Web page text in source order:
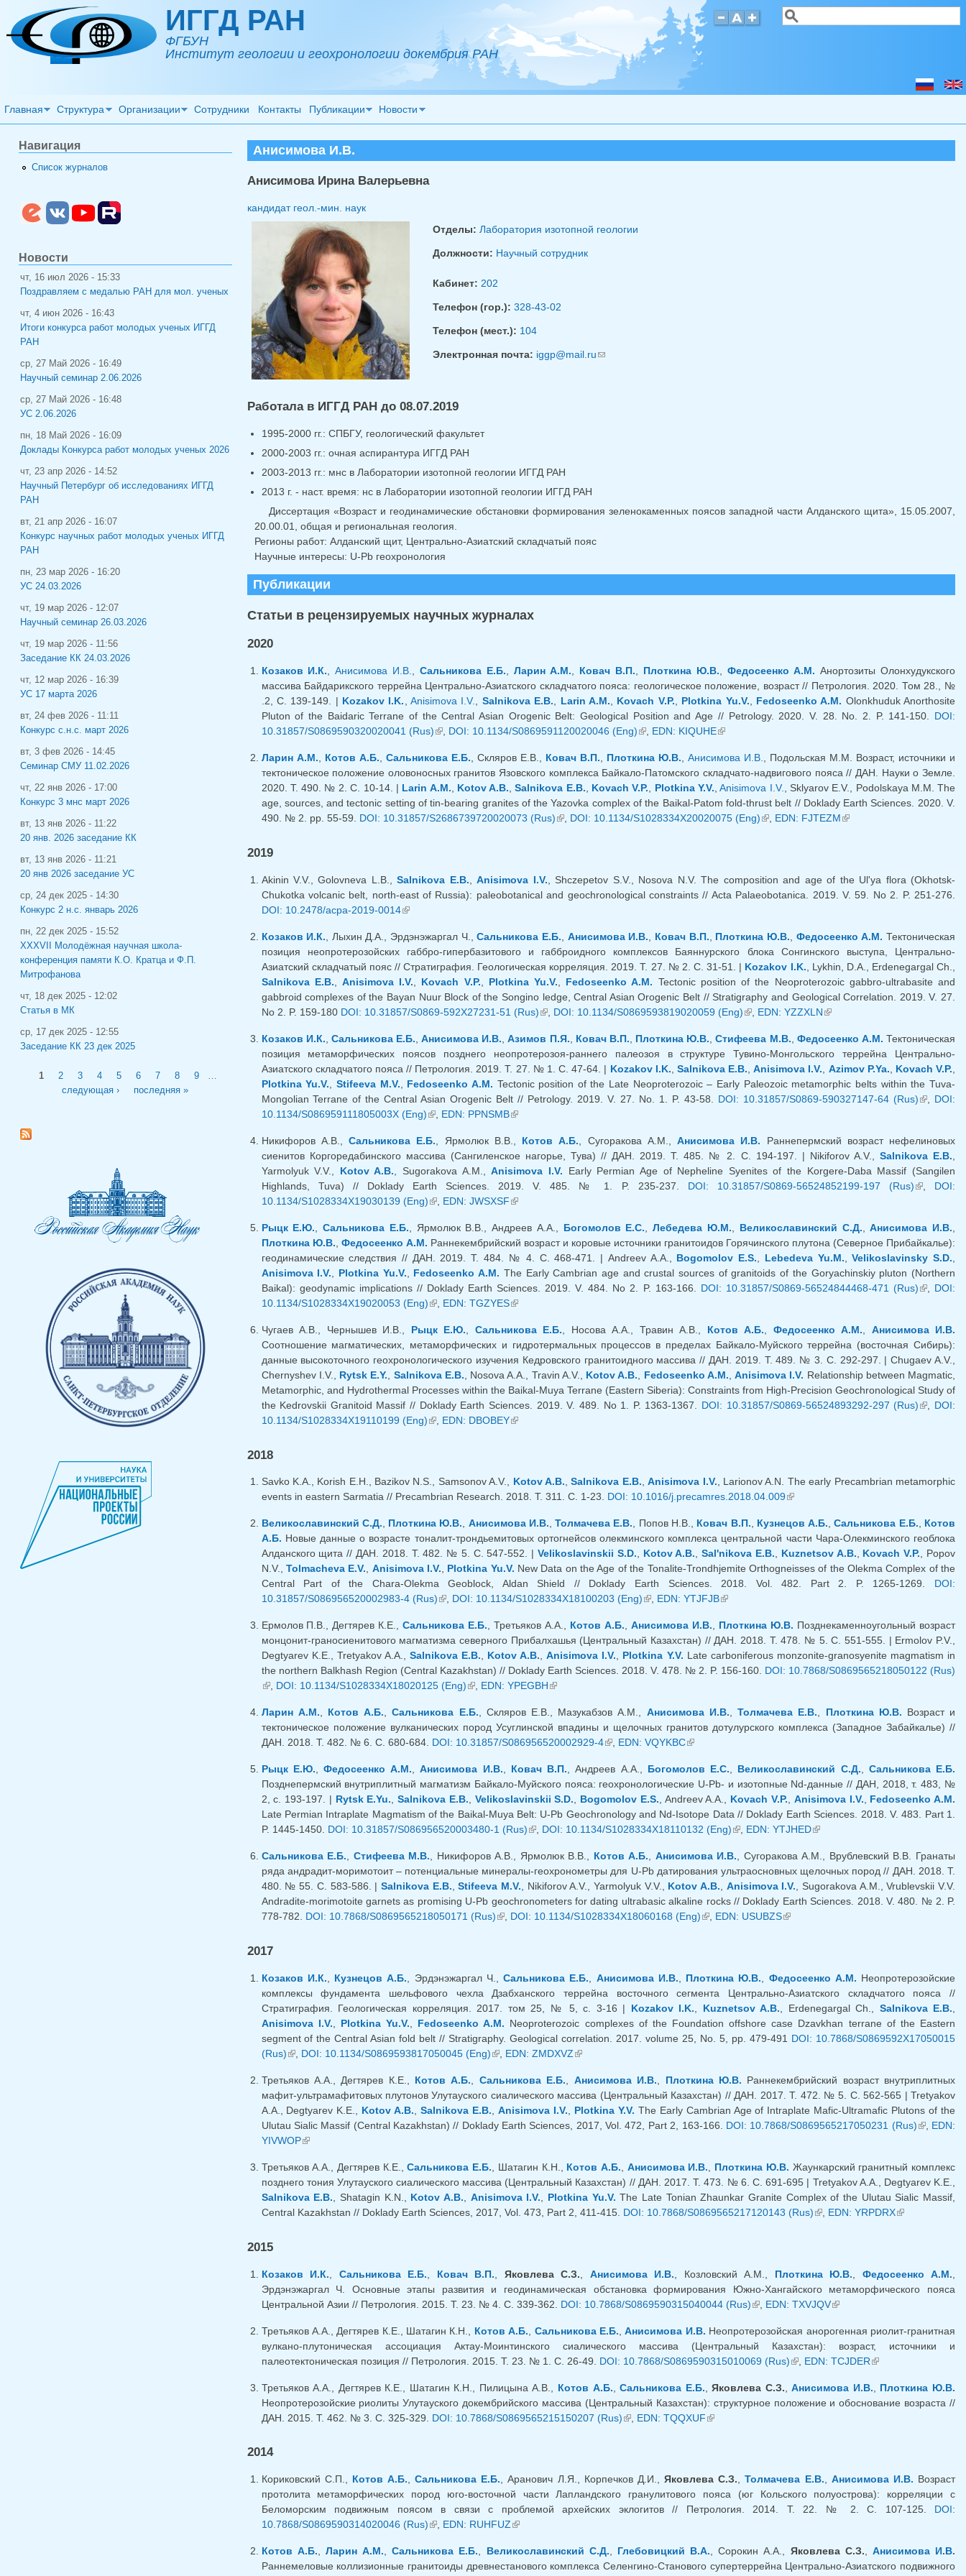
Перейти к основному содержанию ИГГД РАН
ФГБУН
Институт геологии и геохронологии докембрия РАН
Форма поиска
Поиск
Главная Структура Организации Сотрудники Контакты Публикации Новости
Анисимова И.В.
Анисимова Ирина Валерьевна
кандидат геол.-мин. наук
Отделы: Лаборатория изотопной геологии
Должности: Научный сотрудник
Кабинет: 202
Телефон (гор.): 328-43-02
Телефон (мест.): 104
Электронная почта: iggp@mail.ru(ссылка для отправки email)
Работала в ИГГД РАН до 08.07.2019
1995-2000 гг.: СПБГУ, геологический факультет
2000-2003 гг.: очная аспирантура ИГГД РАН
2003-2013 гг.: мнс в Лаборатории изотопной геологии ИГГД РАН
2013 г. - наст. время: нс в Лаборатории изотопной геологии ИГГД РАН
Диссертация «Возраст и геодинамические обстановки формирования зеленокаменных поясов западной части Алданского щита», 15.05.2007,
20.00.01, общая и региональная геология.
Регионы работ: Алданский щит, Центрально-Азиатский складчатый пояс
Научные интересы: U-Pb геохронология
Публикации
Статьи в рецензируемых научных журналах
2020
Козаков И.К.,Анисимова И.В., Сальникова Е.Б., Ларин А.М., Ковач В.П., Плоткина Ю.В., Федосеенко А.М. Анортозиты Олонхудукского
массива Байдарикского террейна Центрально-Азиатского складчатого пояса: геологическое положение, возраст // Петрология. 2020. Том 28., №
.2, С. 139-149. | Kozakov I.K., Anisimova I.V., Salnikova E.B., Larin A.M., Kovach V.P., Plotkina Yu.V., Fedoseenko A.M. Olonkhuduk Anorthosite
Pluton of the Baidaric Terrane of the Central Asian Orogenic Belt: Geological Position and Age // Petrology. 2020. V. 28. No. 2. P. 141-150. DOI:
10.31857/S0869590320020041 (Rus)(внешняя ссылка)
, DOI: 10.1134/S0869591120020046 (Eng)(внешняя ссылка)
, EDN: KIQUHE(внешняя ссылка)
Ларин А.М., Котов А.Б., Сальникова Е.Б., Скляров Е.В., Ковач В.П., Плоткина Ю.В., Анисимова И.В., Подольская М.М. Возраст, источники и
тектоническое положение оловоносных гранитов Язовского комплекса Байкало-Патомского складчато-надвигового пояса // ДАН. Науки о Земле.
2020. Т. 490. № 2. С. 10-14. | Larin A.M., Kotov A.B.,Salnikova E.B., Kovach V.P., Plotkina Y.V.,Anisimova I.V., Sklyarov E.V., Podolskaya M.M. The
age, sources, and tectonic setting of tin-bearing granites of the Yazovka complex of the Baikal-Patom fold-thrust belt // Doklady Earth Sciences. 2020. V.
490. № 2. pp. 55-59. DOI: 10.31857/S2686739720020073 (Rus)(внешняя ссылка)
, DOI: 10.1134/S1028334X20020075 (Eng)(внешняя ссылка)
, EDN: FJTEZM(внешняя ссылка)
2019
Akinin V.V., Golovneva L.B.,Salnikova E.B. ,Anisimova I.V. , Shczepetov S.V., Nosova N.V. The composition and age of the Ul'ya flora (Okhotsk-
Chukotka volcanic belt, north-east of Russia): paleobotanical and geochronological constraints // Acta Palaeobotanica. 2019. V. 59. No 2. P. 251-276.
DOI: 10.2478/acpa-2019-0014(внешняя ссылка)
Козаков И.К. , Лыхин Д.А., Эрдэнэжаргал Ч.,Сальникова Е.Б. Анисимова И.В. Ковач В.П. Плоткина Ю.В. Федосеенко А.М. Тектоническая
позиция неопротерозойских габбро-гипербазитового и габброидного комплексов Баяннурского блока Сонгинского выступа, Центрально-
Азиатский складчатый пояс // Стратиграфия. Геологическая корреляция. 2019. Т. 27. № 2. С. 31-51. | Kozakov I.K. , Lykhin, D.A., Erdenegargal Ch.,
Salnikova E.B.
Anisimova I.V. Kovach V.P. Plotkina Yu.V. Fedoseenko A.M. Tectonic position of the Neoproterozoic gabbro-ultrabasite and
gabbroid complexes of the Bayan Nuur Block of the Songino ledge, Central Asian Orogenic Belt // Stratigraphy and Geological Correlation. 2019. V. 27.
No 2. P. 159-180 DOI: 10.31857/S0869-592X27231-51 (Rus)(внешняя ссылка)
, DOI: 10.1134/S0869593819020059 (Eng)(внешняя ссылка)
, EDN: YZZXLN(внешняя ссылка)
Козаков И.К. Сальникова Е.Б. ,Анисимова И.В. ,Азимов П.Я. Ковач В.П. Плоткина Ю.В. ,Стифеева М.В. Федосеенко А.М. Тектоническая
позиция метаморфических поясов позднего неопротерозоя-раннего палеозоя в структуре Тувино-Монгольского террейна Центрально-
Азиатского складчатого пояса // Петрология. 2019. Т. 27. № 1. С. 47-64. | Kozakov I.K. Salnikova E.B. ,Anisimova I.V. Azimov P.Ya. Kovach V.P.
Plotkina Yu.V.
Stifeeva M.V. Fedoseenko A.M. Tectonic position of the Late Neoproterozoic – Early Paleozoic metamorphic belts within the Tuva-
Mongolian Terrane of the Central Asian Orogenic Belt // Petrology. 2019. V. 27. No. 1. P. 43-58. DOI: 10.31857/S0869-590327147-64 (Rus)(внешняя
DOI:
10.1134/S086959111805003X (Eng)(внешняя ссылка)
, EDN: PPNSMB(внешняя ссылка)
Никифоров А.В., Сальникова Е.Б. , Ярмолюк В.В., Котов А.Б. , Сугоракова А.М., Анисимова И.В. Раннепермский возраст нефелиновых
сиенитов Коргоредабинского массива (Сангиленское нагорье, Тува) // ДАН. 2019. Т. 485. № 2. С. 194-197. | Nikiforov A.V., Salnikova E.B.
Yarmolyuk V.V., Kotov A.B. , Sugorakova A.M.,Anisimova I.V. Early Permian Age of Nepheline Syenites of the Korgere-Daba Massif (Sangilen
Highlands, Tuva) // Doklady Earth Sciences. 2019. V. 485. № 1. P. 235-237. DOI: 10.31857/S0869-56524852199-197 (Rus)(внешняя
, DOI:
10.1134/S1028334X19030139 (Eng)(внешняя ссылка)
, EDN: JWSXSF(внешняя ссылка)
Рыцк Е.Ю. ,Сальникова Е.Б. , Ярмолюк В.В., Андреев А.А., Богомолов Е.С. ,Лебедева Ю.М. Великославинский С.Д. ,Анисимова И.В.
Плоткина Ю.В. Федосеенко А.М. Раннекембрийский возраст и коровые источники гранитоидов Горячинского плутона (Северное Прибайкалье):
геодинамические следствия // ДАН. 2019. Т. 484. № 4. С. 468-471. | Andreev A.A., Bogomolov E.S. Lebedeva Yu.M. ,Velikoslavinsky S.D.
Anisimova I.V.
Plotkina Yu.V. Fedoseenko A.M. The Early Cambrian age and crustal sources of granitoids of the Goryachinskiy pluton (Northern
Baikal): geodynamic implications // Doklady Earth Sciences. 2019. V. 484. No 2. P. 163-166. DOI: 10.31857/S0869-56524844468-471 (Rus)(внешняя
, DOI:
10.1134/S1028334X19020053 (Eng)(внешняя ссылка)
, EDN: TGZYES(внешняя ссылка)
Чугаев А.В., Чернышев И.В., Рыцк Е.Ю. Сальникова Е.Б. , Носова А.А., Травин А.В., Котов А.Б. Федосеенко А.М.
Анисимова И.В.
Соотношение магматических, метаморфических и гидротермальных процессов в пределах Байкало-Муйского террейна (восточная Сибирь):
данные высокоточного геохронологического изучения Кедровского гранитоидного массива // ДАН. 2019. Т. 489. № 3. С. 292-297. | Chugaev A.V.,
Chernyshev I.V., Rytsk E.Y. Salnikova E.B. , Nosova A.A., Travin A.V., Kotov A.B. Fedoseenko A.M. Anisimova I.V. Relationship between Magmatic,
Metamorphic, and Hydrothermal Processes within the Baikal-Muya Terrane (Eastern Siberia): Constraints from High-Precision Geochronological Study of
the Kedrovskii Granitoid Massif // Doklady Earth Sciences. 2019. V. 489. No 1. P. 1363-1367. DOI: 10.31857/S0869-56524893292-297 (Rus)(внешняя
DOI:
10.1134/S1028334X19110199 (Eng)(внешняя ссылка)
, EDN: DBOBEY(внешняя ссылка)
2018
Savko K.A., Korish E.H., Bazikov N.S., Samsonov A.V., Kotov A.B.,Salnikova E.B.,Anisimova I.V., Larionov A.N. The early Precambrian metamorphic
events in eastern Sarmatia // Precambrian Research. 2018. Т. 311. С. 1-23. DOI: 10.1016/j.precamres.2018.04.009(внешняя ссылка)
Великославинский С.Д., Плоткина Ю.В., Анисимова И.В.,Толмачева Е.В., Попов Н.В., Ковач В.П., Кузнецов А.Б.,Сальникова Е.Б., Котов
А.Б. Новые данные о возрасте тоналит-трондьемитовых ортогнейсов олекминского комплекса центральной части Чара-Олекминского геоблока
Алданского щита // ДАН. 2018. Т. 482. № 5. С. 547-552. | Velikoslavinskii S.D., Kotov A.B.,Sal'nikova E.B., Kuznetsov A.B., Kovach V.P., Popov
N.V., Tolmacheva E.V., Anisimova I.V., Plotkina Yu.V. New Data on the Age of the Tonalite-Trondhjemite Orthogneisses of the Olekma Complex of the
Central Part of the Chara-Olekma Geoblock, Aldan Shield // Doklady Earth Sciences. 2018. Vol. 482. Part 2. P. 1265-1269. DOI:
10.31857/S086956520002983-4 (Rus)(внешняя ссылка)
, DOI: 10.1134/S1028334X18100203 (Eng)(внешняя ссылка)
, EDN: YTJFJB(внешняя ссылка)
Ермолов П.В., Дегтярев К.Е.,Сальникова Е.Б., Третьяков А.А., Котов А.Б.,Анисимова И.В., Плоткина Ю.В. Позднекаменноугольный возраст
монцонит-граносиенитового магматизма северного Прибалхашья (Центральный Казахстан) // ДАН. 2018. Т. 478. № 5. С. 551-555. | Ermolov P.V.,
Degtyarev K.E., Tretyakov A.A., Salnikova E.B., Kotov A.B.,Anisimova I.V., Plotkina Y.V. Late carboniferous monzonite-granosyenite magmatism in
the northern Balkhash Region (Central Kazakhstan) // Doklady Earth Sciences. 2018. V. 478. № 2. P. 156-160. DOI: 10.7868/S0869565218050122 (Rus)
(внешняя ссылка)
, DOI: 10.1134/S1028334X18020125 (Eng)(внешняя ссылка)
, EDN: YPEGBH(внешняя ссылка)
Ларин А.М., Котов А.Б.,Сальникова Е.Б., Скляров Е.В., Мазукабзов А.М., Анисимова И.В.,Толмачева Е.В., Плоткина Ю.В. Возраст и
тектоническое положение вулканических пород Усуглинской впадины и щелочных гранитов дотулурского комплекса (Западное Забайкалье) //
ДАН. 2018. Т. 482. № 6. С. 680-684. DOI: 10.31857/S086956520002929-4(внешняя ссылка)
, EDN: VQYKBC(внешняя ссылка)
Рыцк Е.Ю., Федосеенко А.М.,Анисимова И.В., Ковач В.П., Андреев А.А., Богомолов Е.С., Великославинский С.Д., Сальникова Е.Б.
Позднепермский внутриплитный магматизм Байкало-Муйского пояса: геохронологические U-Pb- и изотопные Nd-данные // ДАН, 2018, т. 483, №
2, с. 193-197. | Rytsk E.Yu.,Salnikova E.B., Velikoslavinskii S.D., Bogomolov E.S., Andreev A.A., Kovach V.P., Anisimova I.V., Fedoseenko A.M.
Late Permian Intraplate Magmatism of the Baikal-Muya Belt: U-Pb Geochronology and Nd-Isotope Data // Doklady Earth Sciences. 2018. V. 483. Part 1.
P. 1445-1450. DOI: 10.31857/S086956520003480-1 (Rus)(внешняя ссылка)
, DOI: 10.1134/S1028334X18110132 (Eng)(внешняя ссылка)
, EDN: YTJHED(внешняя ссылка)
Сальникова Е.Б., Стифеева М.В., Никифоров А.В., Ярмолюк В.В., Котов А.Б., Анисимова И.В., Сугоракова А.М., Врублевский В.В. Гранаты
ряда андрадит-моримотоит – потенциальные минералы-геохронометры для U-Pb датирования ультраосновных щелочных пород // ДАН. 2018. Т.
480. № 55. С. 583-586. |Salnikova E.B.,Stifeeva M.V., Nikiforov A.V., Yarmolyuk V.V., Kotov A.B., Anisimova I.V., Sugorakova A.M., Vrublevskii V.V.
Andradite-morimotoite garnets as promising U-Pb geochronometers for dating ultrabasic alkaline rocks // Doklady Earth Sciences. 2018. V. 480. № 2. P.
778-782. DOI: 10.7868/S0869565218050171 (Rus)(внешняя ссылка)
, DOI: 10.1134/S1028334X18060168 (Eng)(внешняя ссылка)
, EDN: USUBZS(внешняя ссылка)
2017
Козаков И.К. Кузнецов А.Б. , Эрдэнэжаргал Ч., Сальникова Е.Б. Анисимова И.В. Плоткина Ю.В. Федосеенко А.М. Неопротерозойские
комплексы фундамента шельфового чехла Дзабханского террейна восточного сегмента Центрально-Азиатского складчатого пояса //
Стратиграфия. Геологическая корреляция. 2017. том 25, № 5, с. 3-16 | Kozakov I.K. Kuznetsov A.B. , Erdenegargal Ch., Salnikova E.B.
Anisimova I.V.
Plotkina Yu.V. Fedoseenko A.M. Neoproterozoic complexes of the Foundation offshore case Dzavkhan terrane of the Eastern
segment of the Central Asian fold belt // Stratigraphy. Geological correlation. 2017. volume 25, No. 5, pp. 479-491 DOI: 10.7868/S0869592X17050015
(Rus)(внешняя ссылка)
, DOI: 10.1134/S0869593817050045 (Eng)(внешняя ссылка)
, EDN: ZMDXVZ(внешняя ссылка)
Третьяков А.А., Дегтярев К.Е., Котов А.Б. Сальникова Е.Б. Анисимова И.В. Плоткина Ю.В. Раннекембрийский возраст внутриплитных
мафит-ультрамафитовых плутонов Улутауского сиалического массива (Центральный Казахстан) // ДАН. 2017. Т. 472. № 5. С. 562-565 | Tretyakov
A.A., Degtyarev K.E., Kotov A.B. ,Salnikova E.B. ,Anisimova I.V. Plotkina Y.V. The Early Cambrian Age of Intraplate Mafic-Ultramafic Plutons of the
Ulutau Sialic Massif (Central Kazakhstan) // Doklady Earth Sciences, 2017, Vol. 472, Part 2, 163-166. DOI: 10.7868/S0869565217050231 (Rus)(внешняя
, EDN:
YIVWOP(внешняя ссылка)
Третьяков А.А., Дегтярев К.Е.,Сальникова Е.Б. , Шатагин К.Н., Котов А.Б. Анисимова И.В. Плоткина Ю.В. Жаункарский гранитный комплекс
позднего тония Улутауского сиалического массива (Центральный Казахстан) // ДАН. 2017. Т. 473. № 6. С. 691-695 | Tretyakov A.A., Degtyarev K.E.,
Salnikova E.B. , Shatagin K.N., Kotov A.B. Anisimova I.V. Plotkina Yu.V. The Late Tonian Zhaunkar Granite Complex of the Ulutau Sialic Massif,
Central Kazakhstan // Doklady Earth Sciences, 2017, Vol. 473, Part 2, 411-415. DOI: 10.7868/S0869565217120143 (Rus)(внешняя ссылка)
, EDN: YRPDRX(внешняя
2015
Козаков И.К. Сальникова Е.Б. Ковач В.П. Яковлева С.З. Анисимова И.В. , Козловский А.М., Плоткина Ю.В. Федосеенко А.М.
Эрдэнэжаргал Ч. Основные этапы развития и геодинамическая обстановка формирования Южно-Хангайского метаморфического пояса
Центральной Азии // Петрология. 2015. Т. 23. № 4. С. 339-362. DOI: 10.7868/S0869590315040044 (Rus)(внешняя ссылка)
, EDN: TXVJQV(внешняя ссылка)
Третьяков А.А., Дегтярев К.Е., Шатагин К.Н., Котов А.Б. Сальникова Е.Б. ,Анисимова И.В. Неопротерозойская анорогенная риолит-гранитная
вулкано-плутоническая ассоциация Актау-Моинтинского сиалического массива (Центральный Казахстан): возраст, источники и
палеотектоническая позиция // Петрология. 2015. Т. 23. № 1. С. 26-49. DOI: 10.7868/S0869590315010069 (Rus)(внешняя ссылка)
, EDN: TCJDER(внешняя ссылка)
Третьяков А.А., Дегтярев К.Е., Шатагин К.Н., Пилицына А.В., Котов А.Б. ,Сальникова Е.Б. ,Яковлева С.З. ,Анисимова И.В.
Плоткина Ю.В.
Неопротерозойские риолиты Улутауского докембрийского массива (Центральный Казахстан): структурное положение и обоснование возраста //
ДАН. 2015. Т. 462. № 3. С. 325-329. DOI: 10.7868/S0869565215150207 (Rus)(внешняя ссылка)
, EDN: TQQXUF(внешняя ссылка)
2014
Кориковский С.П., Котов А.Б.,Сальникова Е.Б., Аранович Л.Я., Корпечков Д.И.,Яковлева С.З.,Толмачева Е.В., Анисимова И.В. Возраст
протолита метаморфических пород юго-восточной части Лапландского гранулитового пояса (юг Кольского полуострова): корреляции с
Беломорским подвижным поясом в связи с проблемой архейских эклогитов // Петрология. 2014. Т. 22. № 2. С. 107-125. DOI:
10.7868/S0869590314020046 (Rus)(внешняя ссылка)
, EDN: RUHFUZ(внешняя ссылка)
Котов А.Б., Ларин А.М.,Сальникова Е.Б., Великославинский С.Д., Глебовицкий В.А., Сорокин А.А., Яковлева С.З., Анисимова И.В.
Раннемеловые коллизионные гранитоиды древнестанового комплекса Селенгино-Станового супертеррейна Центрально-Азиатского подвижного
Навигация
Список журналов
Новости
чт, 16 июл 2026 - 15:33
Поздравляем с медалью РАН для мол. ученых
чт, 4 июн 2026 - 16:43
Итоги конкурса работ молодых ученых ИГГД
РАН
ср, 27 Май 2026 - 16:49
Научный семинар 2.06.2026
ср, 27 Май 2026 - 16:48
УС 2.06.2026
пн, 18 Май 2026 - 16:09
Доклады Конкурса работ молодых ученых 2026
чт, 23 апр 2026 - 14:52
Научный Петербург об исследованиях ИГГД
РАН
вт, 21 апр 2026 - 16:07
Конкурс научных работ молодых ученых ИГГД
РАН
пн, 23 мар 2026 - 16:20
УС 24.03.2026
чт, 19 мар 2026 - 12:07
Научный семинар 26.03.2026
чт, 19 мар 2026 - 11:56
Заседание КК 24.03.2026
чт, 12 мар 2026 - 16:39
УС 17 марта 2026
вт, 24 фев 2026 - 11:11
Конкурс с.н.с. март 2026
вт, 3 фев 2026 - 14:45
Семинар СМУ 11.02.2026
чт, 22 янв 2026 - 17:00
Конкурс 3 мнс март 2026
вт, 13 янв 2026 - 11:22
20 янв. 2026 заседание КК
вт, 13 янв 2026 - 11:21
20 янв 2026 заседание УС
ср, 24 дек 2025 - 14:30
Конкурс 2 н.с. январь 2026
пн, 22 дек 2025 - 15:52
XXXVII Молодёжная научная школа-
конференция памяти К.О. Кратца и Ф.П.
Митрофанова
чт, 18 дек 2025 - 12:02
Статья в МК
ср, 17 дек 2025 - 12:55
Заседание КК 23 дек 2025
Страницы
1 2 3 4 5 6 7 8 9
следующая ›
последняя »